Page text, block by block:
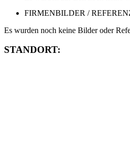
FIRMENBILDER /
Es wurden noch keine Bilder oder
STANDORT: